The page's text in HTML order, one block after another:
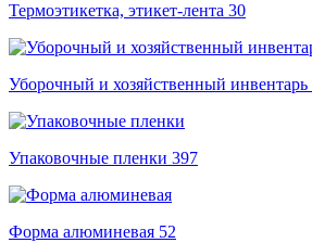
Термоэтикетка, этикет-лента 30
Уборочный и хозяйственный инвентарь
Упаковочные пленки 397
Форма алюминевая 52